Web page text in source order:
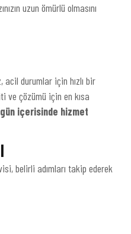
uzun ömürlü olmasını
durumlar için hızlı bir
ve çözümü için en kısa
gün içerisinde hizmet
belirli adımları takip ederek